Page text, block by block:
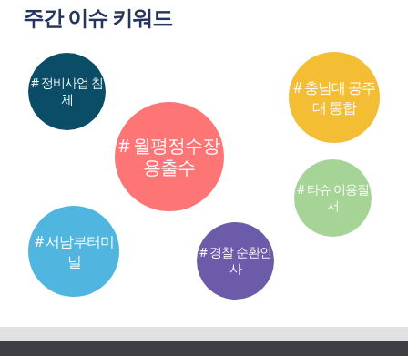
주간 이슈 키워드
# 월평정수장
용출수
# 서남부터미
널
# 충남대 공주
대 통합
# 정비사업 침
체
# 경찰 순환인
사
# 타슈 이용질
서